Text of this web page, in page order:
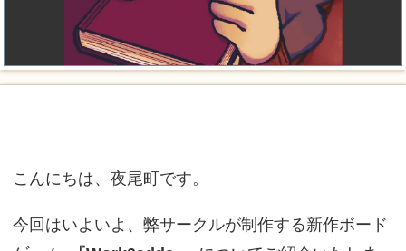
こんにちは、夜尾町です。
今回はいよいよ、弊サークルが制作する新作ボード